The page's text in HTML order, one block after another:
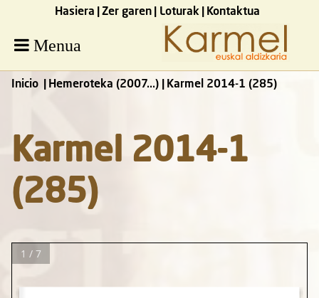
Hasiera Zer garen Loturak Kontaktua
Menua
Inicio Hemeroteka (2007...) Karmel 2014-1 (285)
Karmel 2014-1
(285)
1 / 7